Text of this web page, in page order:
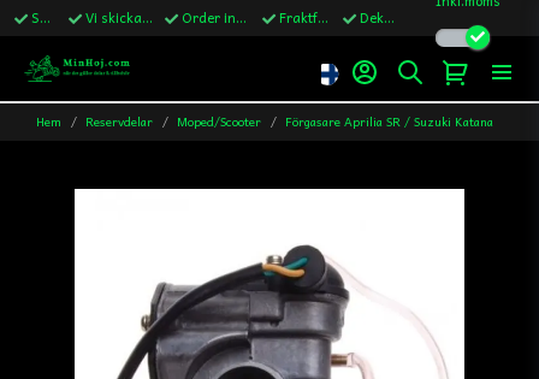
Snabba leveranser Vi skickar till Sverige,Danmark & Finland Order innan kl.13 skickas samma vardag Fraktfritt över 1200kr till Sverige Dekaler ingår i alla ordrar
Hem Reservdelar Moped/Scooter Förgasare Aprilia SR / Suzuki Katana